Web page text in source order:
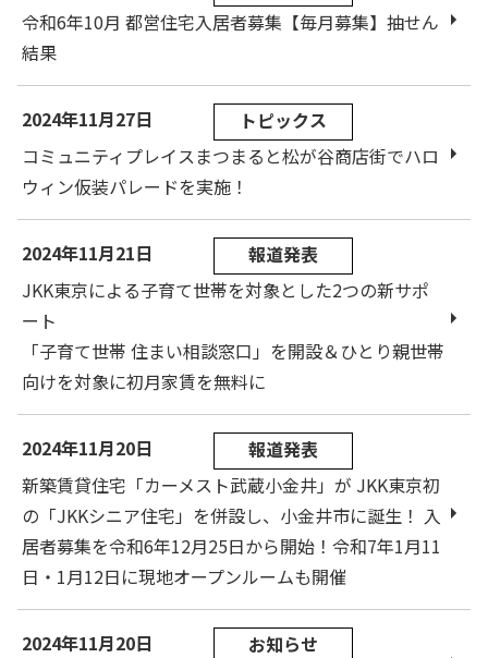
令和6年10月 都営住宅入居者募集【毎月募集】抽せん
結果
2024年11月27日
トピックス
コミュニティプレイスまつまると松が谷商店街でハロ
ウィン仮装パレードを実施！
2024年11月21日
報道発表
JKK東京による子育て世帯を対象とした2つの新サポ
ート
「子育て世帯 住まい相談窓口」を開設＆ひとり親世帯
向けを対象に初月家賃を無料に
2024年11月20日
報道発表
新築賃貸住宅「カーメスト武蔵小金井」が JKK東京初
の「JKKシニア住宅」を併設し、小金井市に誕生！ 入
居者募集を令和6年12月25日から開始！令和7年1月11
日・1月12日に現地オープンルームも開催
2024年11月20日
お知らせ